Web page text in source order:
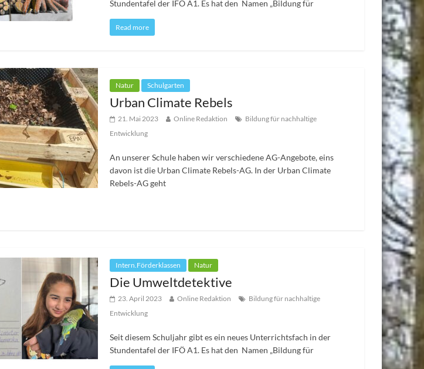
Stundentafel der IFÖ A1. Es hat den Namen „Bildung für
Read more
Natur Schulgarten
Urban Climate Rebels
21. Mai 2023 Online Redaktion
Bildung für nachhaltige
Entwicklung
An unserer Schule haben wir verschiedene AG-Angebote, eins
davon ist die Urban Climate Rebels-AG. In der Urban Climate
Rebels-AG geht
Intern.Förderklassen Natur
Die Umweltdetektive
23. April 2023 Online Redaktion
Bildung für nachhaltige
Entwicklung
Seit diesem Schuljahr gibt es ein neues Unterrichtsfach in der
Stundentafel der IFÖ A1. Es hat den Namen „Bildung für